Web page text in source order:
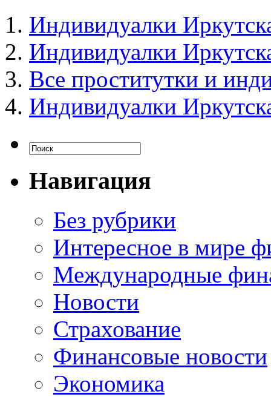
Индивидуалки
Индивидуалки
Все проститутки и
Индивидуалки
Навигация
Без рубрики
Интересное в мире
Международные
Новости
Страхование
Финансовые новости
Экономика